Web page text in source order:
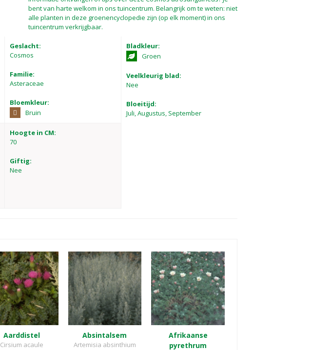
bent van harte welkom in ons tuincentrum. Belangrijk om te weten: niet
alle planten in deze groenencyclopedie zijn (op elk moment) in ons
tuincentrum verkrijgbaar.
Geslacht:
Cosmos
Familie:
Asteraceae
Bloemkleur:
Bruin
Bladkleur:
Groen
Veelkleurig blad:
Nee
Bloeitijd:
Juli, Augustus, September
Hoogte in CM:
70
Giftig:
Nee
Aarddistel
Cirsium acaule
Absintalsem
Artemisia absinthium
Afrikaanse
pyrethrum